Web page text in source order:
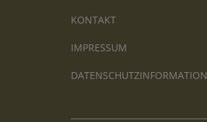
KONTAKT
IMPRESSUM
DATENSCHUTZINFORMATION